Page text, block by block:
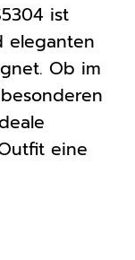
ist
eleganten
Ob im
eine